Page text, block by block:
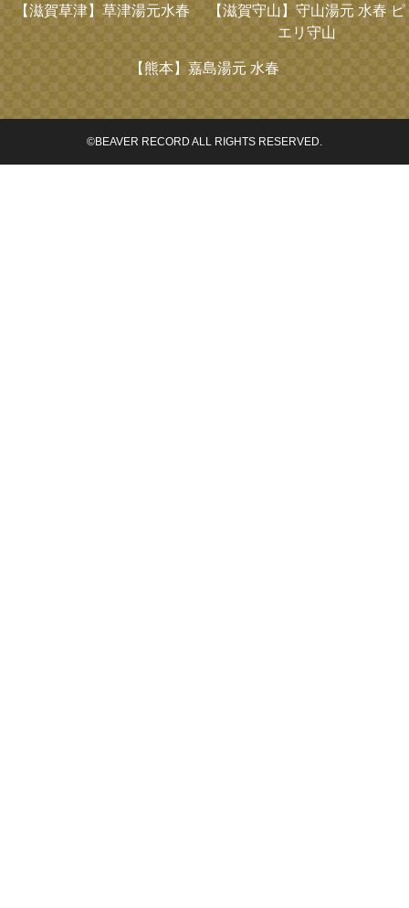
【滋賀草津】草津湯元水春 【滋賀守山】守山湯元 水春 ピ
エリ守山
【熊本】嘉島湯元 水春
©BEAVER RECORD ALL RIGHTS RESERVED.